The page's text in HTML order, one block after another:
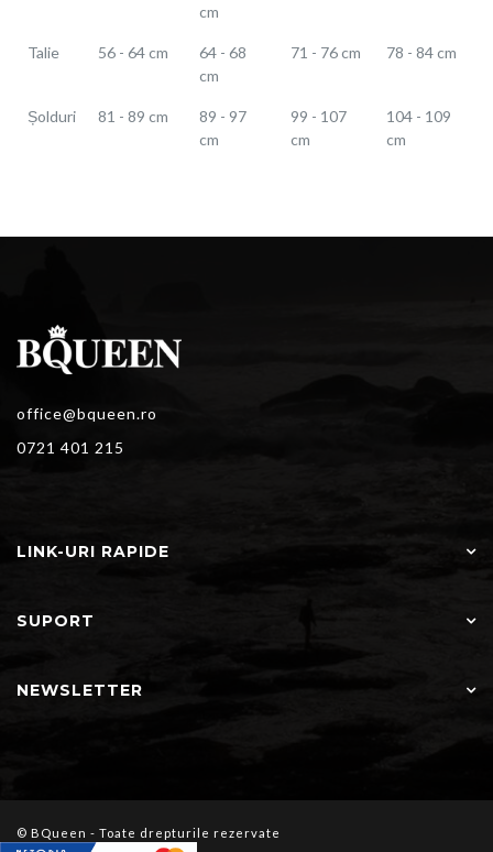
cm
Talie 56 - 64 cm
64 - 68
cm
71 - 76 cm 78 - 84 cm
Șolduri 81 - 89 cm
89 - 97
cm
99 - 107
cm
104 - 109
cm
office@bqueen.ro
0721 401 215
LINK-URI RAPIDE
SUPORT
NEWSLETTER
© BQueen - Toate drepturile rezervate